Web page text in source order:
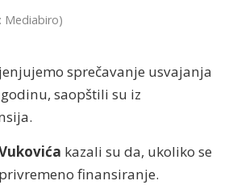
Mediabiro)
sprečavanje usvajanja
saopštili su iz
kazali su da, ukoliko se
finansiranje.